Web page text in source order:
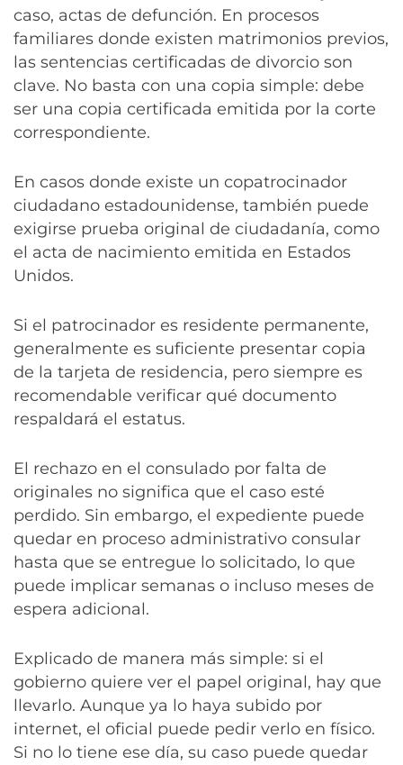
caso, actas de defunción. En procesos
familiares donde existen matrimonios previos,
las sentencias certificadas de divorcio son
clave. No basta con una copia simple: debe
ser una copia certificada emitida por la corte
correspondiente.
En casos donde existe un copatrocinador
ciudadano estadounidense, también puede
exigirse prueba original de ciudadanía, como
el acta de nacimiento emitida en Estados
Unidos.
Si el patrocinador es residente permanente,
generalmente es suficiente presentar copia
de la tarjeta de residencia, pero siempre es
recomendable verificar qué documento
respaldará el estatus.
El rechazo en el consulado por falta de
originales no significa que el caso esté
perdido. Sin embargo, el expediente puede
quedar en proceso administrativo consular
hasta que se entregue lo solicitado, lo que
puede implicar semanas o incluso meses de
espera adicional.
Explicado de manera más simple: si el
gobierno quiere ver el papel original, hay que
llevarlo. Aunque ya lo haya subido por
internet, el oficial puede pedir verlo en físico.
Si no lo tiene ese día, su caso puede quedar